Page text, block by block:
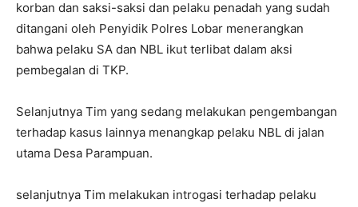
korban dan saksi-saksi dan pelaku penadah yang sudah
ditangani oleh Penyidik Polres Lobar menerangkan
bahwa pelaku SA dan NBL ikut terlibat dalam aksi
pembegalan di TKP.
Selanjutnya Tim yang sedang melakukan pengembangan
terhadap kasus lainnya menangkap pelaku NBL di jalan
utama Desa Parampuan.
selanjutnya Tim melakukan introgasi terhadap pelaku